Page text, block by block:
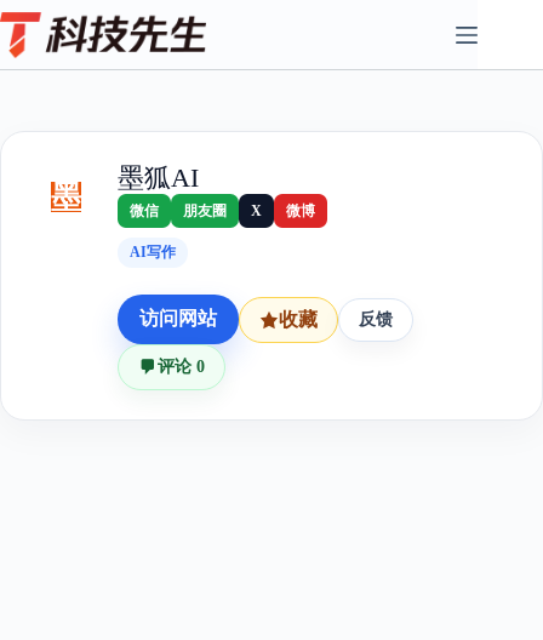
Skip
to
content
墨
墨狐AI
微信 朋友圈 X 微博
AI写作
访问网站 收藏 反馈
评论 0